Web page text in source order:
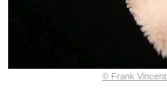
© Frank